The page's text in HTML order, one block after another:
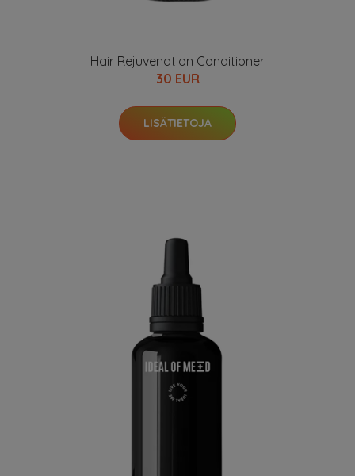
Hair Rejuvenation Conditioner
30 EUR
LISÄTIETOJA